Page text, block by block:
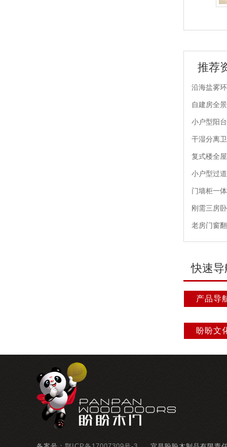
推荐
沿海盐雾
自建房全
小户型阳
干湿分离
复式楼全
小户型过
门墙柜一
刚需三房
老房门窗
快速导
产品导
盼盼文